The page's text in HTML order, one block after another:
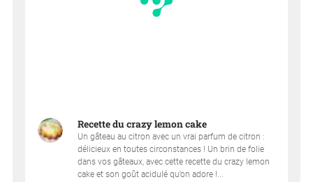
Recette du crazy lemon cake
Un gâteau au citron avec un vrai parfum de citron :
délicieux en toutes circonstances ! Un brin de folie
dans vos gâteaux, avec cette recette du crazy lemon
cake et son goût acidulé qu’on adore !...